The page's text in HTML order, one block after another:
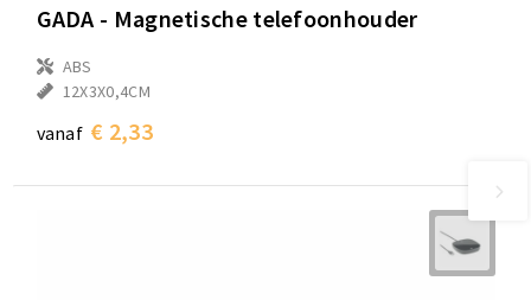
GADA - Magnetische telefoonhouder
ABS
12X3X0,4CM
vanaf € 2,33